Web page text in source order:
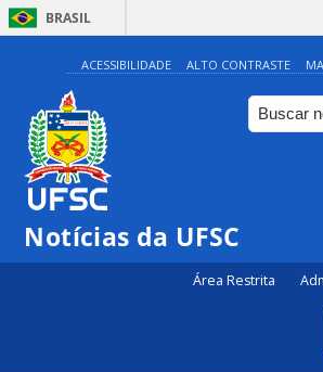
BRASIL
ACESSIBILIDADE ALTO CONTRASTE
Notícias da UFSC
Área Restrita